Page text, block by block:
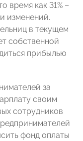
время как 31% –
изменений.
в текущем
собственной
прибылью
за
своим
сотрудников
фонд оплаты